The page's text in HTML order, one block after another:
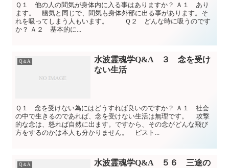
Ｑ１ 他の人の間気が身体内に入る事はありますか？ Ａ１ あり
ます。 幽気と同じで、間気も身体外部に出る事があります。そ
れを吸ってしまう人もいます。 Ｑ２ どんな時に吸うのです
か？ Ａ２ 基本的に...
Q＆A
水波霊魂学Q&A ３ 念を受け
ない生活
Ｑ１ 念を受けない為にはどうすれば良いのですか？ Ａ１ 社会
の中で生きるのであれば、念を受けない生活は無理です。 攻撃
的な念は、怒れば自然に出ます。ですから、その念がどんな飛び
方をするのかは本人も分かりません。 ピスト...
Q＆A
水波霊魂学Q&A ５６ 三途の